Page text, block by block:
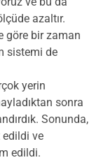
azaltır.
göre bir zaman
sistemi de
yerin
sonra
Sonunda,
edildi ve
edildi.